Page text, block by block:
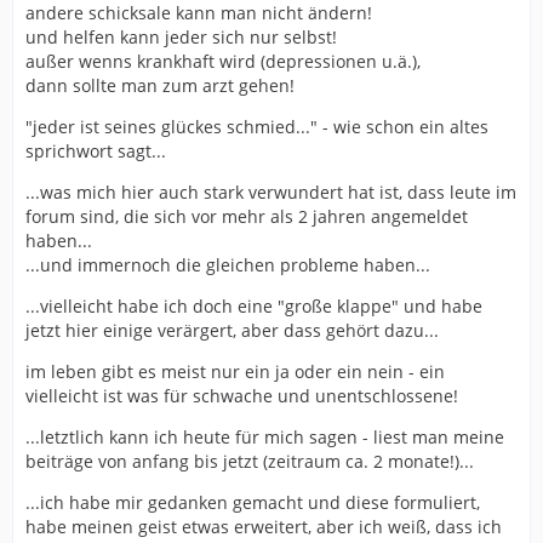
andere schicksale kann man nicht ändern!
und helfen kann jeder sich nur selbst!
außer wenns krankhaft wird (depressionen u.ä.),
dann sollte man zum arzt gehen!
"jeder ist seines glückes schmied..." - wie schon ein altes
sprichwort sagt...
...was mich hier auch stark verwundert hat ist, dass leute im
forum sind, die sich vor mehr als 2 jahren angemeldet
haben...
...und immernoch die gleichen probleme haben...
...vielleicht habe ich doch eine "große klappe" und habe
jetzt hier einige verärgert, aber dass gehört dazu...
im leben gibt es meist nur ein ja oder ein nein - ein
vielleicht ist was für schwache und unentschlossene!
...letztlich kann ich heute für mich sagen - liest man meine
beiträge von anfang bis jetzt (zeitraum ca. 2 monate!)...
...ich habe mir gedanken gemacht und diese formuliert,
habe meinen geist etwas erweitert, aber ich weiß, dass ich